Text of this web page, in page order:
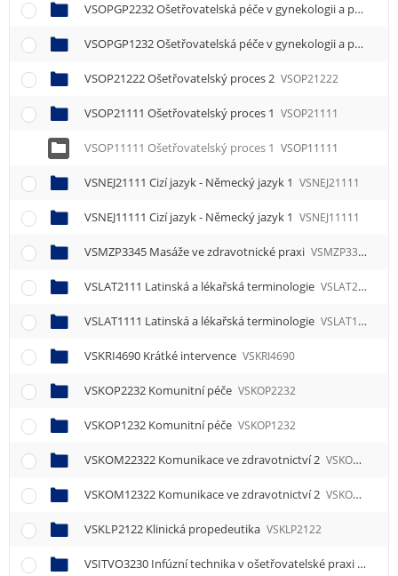
VSOPGP2232 Ošetřovatelská péče v gynekologii a porodnictví
VSOPGP1232 Ošetřovatelská péče v gynekologii a porodnictví
VSOP21222 Ošetřovatelský proces 2 VSOP21222
VSOP21111 Ošetřovatelský proces 1 VSOP21111
VSOP11111 Ošetřovatelský proces 1 VSOP11111
VSNEJ21111 Cizí jazyk - Německý jazyk 1 VSNEJ21111
VSNEJ11111 Cizí jazyk - Německý jazyk 1 VSNEJ11111
VSMZP3345 Masáže ve zdravotnické praxi VSMZP3345
VSLAT2111 Latinská a lékařská terminologie VSLAT2111
VSLAT1111 Latinská a lékařská terminologie VSLAT1111
VSKRI4690 Krátké intervence VSKRI4690
VSKOP2232 Komunitní péče VSKOP2232
VSKOP1232 Komunitní péče VSKOP1232
VSKOM22322 Komunikace ve zdravotnictví 2 VSKOM22322
VSKOM12322 Komunikace ve zdravotnictví 2 VSKOM12322
VSKLP2122 Klinická propedeutika VSKLP2122
VSITVO3230 Infúzní technika v ošetřovatelské praxi